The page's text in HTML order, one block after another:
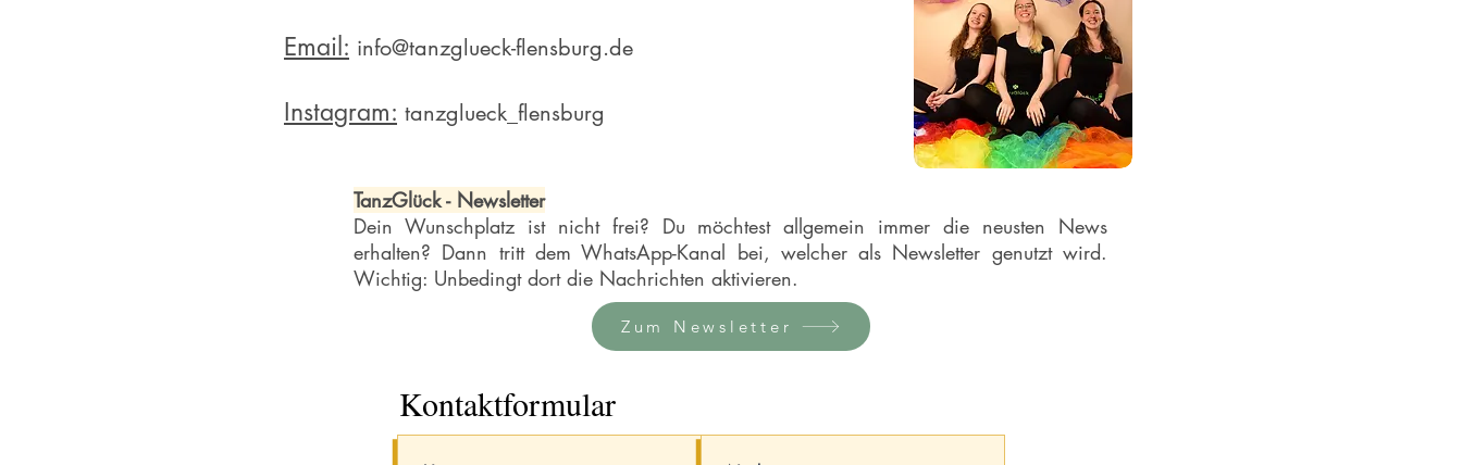
Email: info@tanzglueck-flensburg.de
Instagram: tanzglueck_flensburg
TanzGlück - Newsletter
Dein Wunschplatz ist nicht frei? Du möchtest allgemein immer die neusten News
erhalten? Dann tritt dem WhatsApp-Kanal bei, welcher als Newsletter genutzt wird.
Wichtig: Unbedingt dort die Nachrichten aktivieren.
Zum Newsletter
Kontaktformular